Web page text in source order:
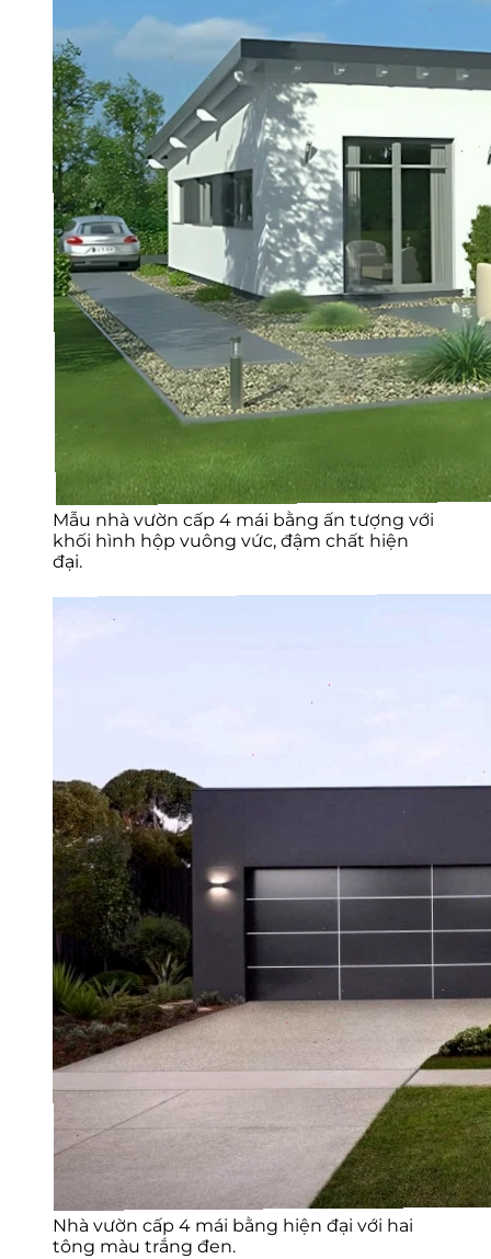
Mẫu nhà vườn cấp 4 mái bằng ấn tượng với
khối hình hộp vuông vức, đậm chất hiện
đại.
Nhà vườn cấp 4 mái bằng hiện đại với hai
tông màu trắng đen.